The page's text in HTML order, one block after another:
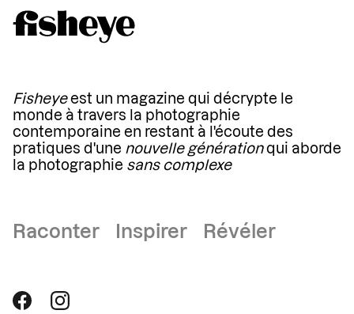
Fisheyeest un magazine qui décrypte le
monde à travers la photographie
contemporaine en restant à l'écoute des
pratiques d'une nouvelle générationqui aborde
la photographie sans complexe
Raconter Inspirer Révéler